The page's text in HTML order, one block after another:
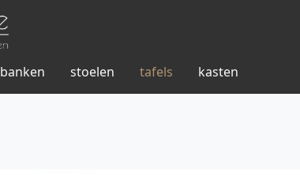
banken stoelen tafels kasten